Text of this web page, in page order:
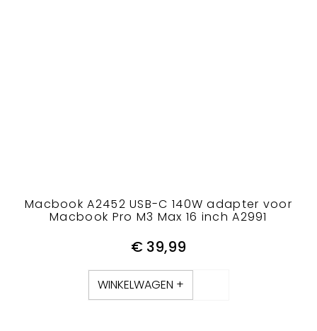
Macbook A2452 USB-C 140W adapter voor
Macbook Pro M3 Max 16 inch A2991
€ 39,99
WINKELWAGEN +